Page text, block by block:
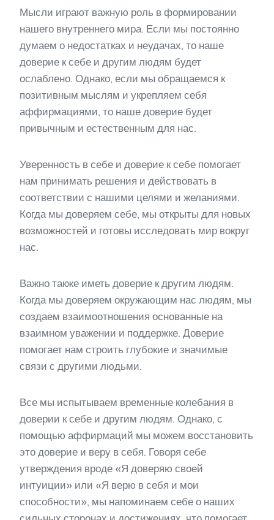
Мысли играют важную роль в формировании
нашего внутреннего мира. Если мы постоянно
думаем о недостатках и неудачах, то наше
доверие к себе и другим людям будет
ослаблено. Однако, если мы обращаемся к
позитивным мыслям и укрепляем себя
аффирмациями, то наше доверие будет
привычным и естественным для нас.
Уверенность в себе и доверие к себе помогает
нам принимать решения и действовать в
соответствии с нашими целями и желаниями.
Когда мы доверяем себе, мы открыты для новых
возможностей и готовы исследовать мир вокруг
нас.
Важно также иметь доверие к другим людям.
Когда мы доверяем окружающим нас людям, мы
создаем взаимоотношения основанные на
взаимном уважении и поддержке. Доверие
помогает нам строить глубокие и значимые
связи с другими людьми.
Все мы испытываем временные колебания в
доверии к себе и другим людям. Однако, с
помощью аффирмаций мы можем восстановить
это доверие и веру в себя. Говоря себе
утверждения вроде «Я доверяю своей
интуиции» или «Я верю в себя и мои
способности», мы напоминаем себе о наших